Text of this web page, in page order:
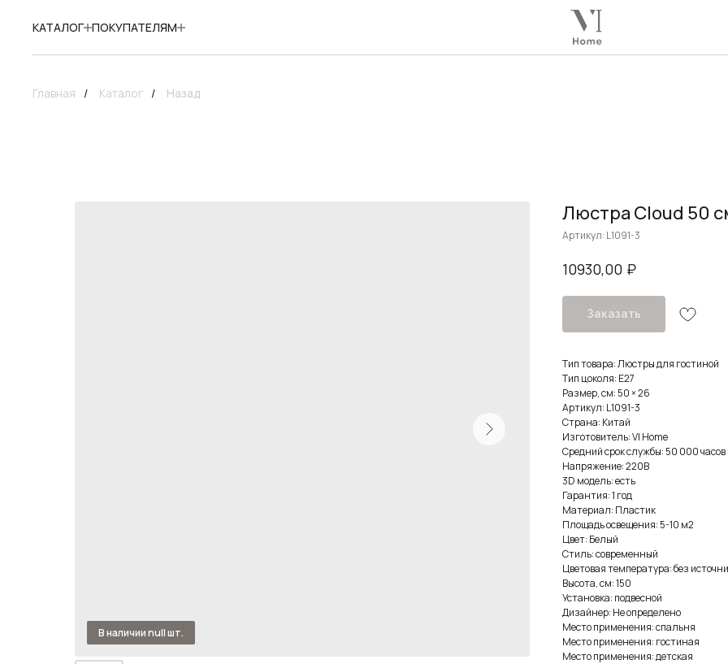
КАТАЛОГ ПОКУПАТЕЛЯМ
Главная / Каталог / Назад
Люстра Cloud 50
Артикул: L1091-3
10930,00 ₽
Заказать
Тип товара: Люстры для гостиной
Тип цоколя: E27
Размер, см: 50 × 26
Артикул: L1091-3
Страна: Китай
Изготовитель: VI Home
Средний срок службы: 50 000 часов
Напряжение: 220В
3D модель: есть
Гарантия: 1 год
Материал: Пластик
Площадь освещения: 5-10 м2
Цвет: Белый
Стиль: современный
Цветовая температура: без
Высота, см: 150
Установка: подвесной
Дизайнер: Не определено
Место применения: спальня
Место применения: гостиная
Место применения: детская